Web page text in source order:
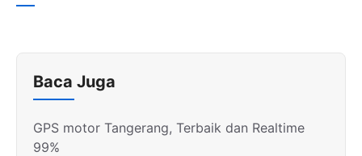
Baca Juga
GPS motor Tangerang, Terbaik dan Realtime
99%